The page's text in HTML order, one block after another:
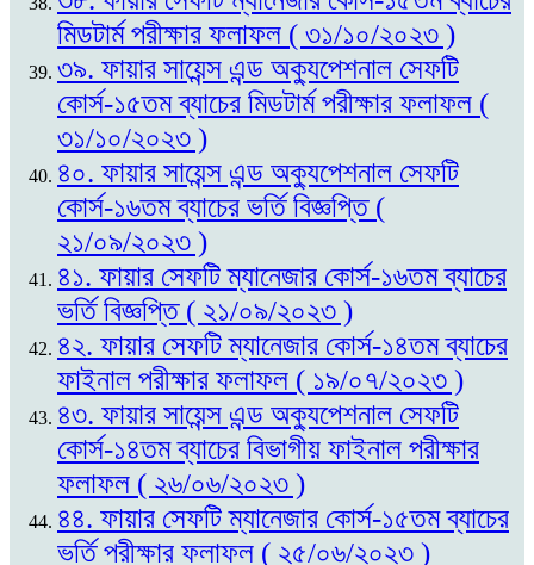
মিডটার্ম পরীক্ষার ফলাফল ( ৩১/১০/২০২৩ )
৩৯. ফায়ার সায়েন্স এন্ড অক্যুপেশনাল সেফটি
কোর্স-১৫তম ব্যাচের মিডটার্ম পরীক্ষার ফলাফল (
৩১/১০/২০২৩ )
৪০. ফায়ার সায়েন্স এন্ড অক্যুপেশনাল সেফটি
কোর্স-১৬তম ব্যাচের ভর্তি বিজ্ঞপ্তি (
২১/০৯/২০২৩ )
৪১. ফায়ার সেফটি ম্যানেজার কোর্স-১৬তম ব্যাচের
ভর্তি বিজ্ঞপ্তি ( ২১/০৯/২০২৩ )
৪২. ফায়ার সেফটি ম্যানেজার কোর্স-১৪তম ব্যাচের
ফাইনাল পরীক্ষার ফলাফল ( ১৯/০৭/২০২৩ )
৪৩. ফায়ার সায়েন্স এন্ড অক্যুপেশনাল সেফটি
কোর্স-১৪তম ব্যাচের বিভাগীয় ফাইনাল পরীক্ষার
ফলাফল ( ২৬/০৬/২০২৩ )
৪৪. ফায়ার সেফটি ম্যানেজার কোর্স-১৫তম ব্যাচের
ভর্তি পরীক্ষার ফলাফল ( ২৫/০৬/২০২৩ )